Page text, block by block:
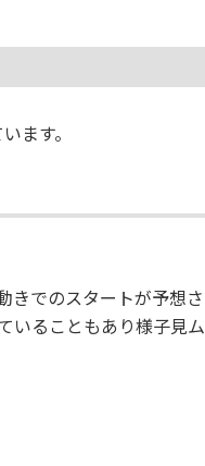
ます。
きでのスタートが予想さ
いることもあり様子見ム